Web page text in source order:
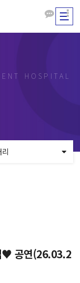
HOSPITAL
♥ 공연(26.03.2